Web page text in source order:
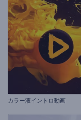
カラー液イントロ動画